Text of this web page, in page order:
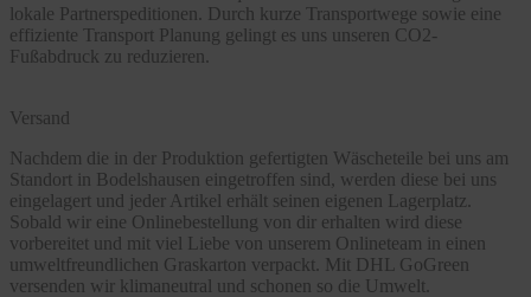
lokale Partnerspeditionen. Durch kurze Transportwege sowie eine
effiziente Transport Planung gelingt es uns unseren CO2-
Fußabdruck zu reduzieren.
Versand
Nachdem die in der Produktion gefertigten Wäscheteile bei uns am
Standort in Bodelshausen eingetroffen sind, werden diese bei uns
eingelagert und jeder Artikel erhält seinen eigenen Lagerplatz.
Sobald wir eine Onlinebestellung von dir erhalten wird diese
vorbereitet und mit viel Liebe von unserem Onlineteam in einen
umweltfreundlichen Graskarton verpackt. Mit DHL GoGreen
versenden wir klimaneutral und schonen so die Umwelt.